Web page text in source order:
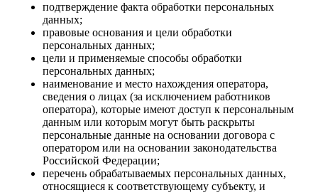
подтверждение факта обработки персональных
данных;
правовые основания и цели обработки
персональных данных;
цели и применяемые способы обработки
персональных данных;
наименование и место нахождения оператора,
сведения о лицах (за исключением работников
оператора), которые имеют доступ к персональным
данным или которым могут быть раскрыты
персональные данные на основании договора с
оператором или на основании законодательства
Российской Федерации;
перечень обрабатываемых персональных данных,
относящиеся к соответствующему субъекту, и